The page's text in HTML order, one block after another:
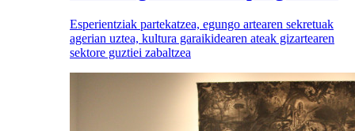
Esperientziak partekatzea, egungo artearen sekretuak
agerian uztea, kultura garaikidearen ateak gizartearen
sektore guztiei zabaltzea